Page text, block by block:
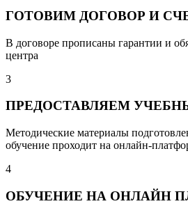
ГОТОВИМ ДОГОВОР И
В договоре прописаны гарантии и
центра
3
ПРЕДОСТАВЛЯЕМ
Методические материалы
обучение проходит на онлайн-
4
ОБУЧЕНИЕ НА ОНЛАЙН